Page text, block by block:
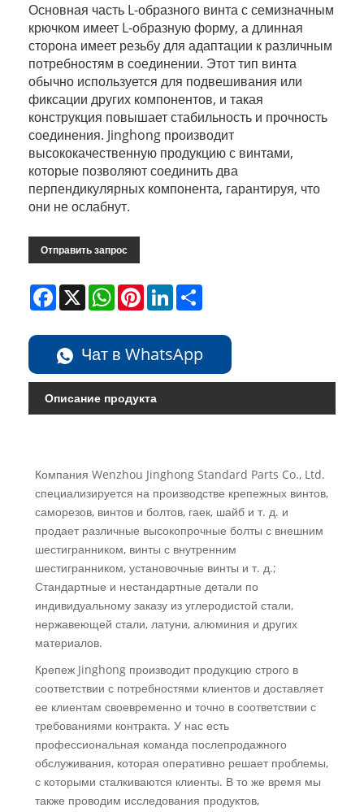
Основная часть L-образного винта с семизначным
крючком имеет L-образную форму, а длинная
сторона имеет резьбу для адаптации к различным
потребностям в соединении. Этот тип винта
обычно используется для подвешивания или
фиксации других компонентов, и такая
конструкция повышает стабильность и прочность
соединения. Jinghong производит
высококачественную продукцию с винтами,
которые позволяют соединить два
перпендикулярных компонента, гарантируя, что
они не ослабнут.
Отправить запрос
Facebook
X WhatsAppPinterestLinkedIn
Чат в WhatsApp
Описание продукта
Компания Wenzhou Jinghong Standard Parts Co., Ltd.
специализируется на производстве крепежных винтов,
саморезов, винтов и болтов, гаек, шайб и т. д. и
продает различные высокопрочные болты с внешним
шестигранником, винты с внутренним
шестигранником, установочные винты и т. д.;
Стандартные и нестандартные детали по
индивидуальному заказу из углеродистой стали,
нержавеющей стали, латуни, алюминия и других
материалов.
Крепеж Jinghong производит продукцию строго в
соответствии с потребностями клиентов и доставляет
ее клиентам своевременно и точно в соответствии с
требованиями контракта. У нас есть
профессиональная команда послепродажного
обслуживания, которая оперативно решает проблемы,
с которыми сталкиваются клиенты. В то же время мы
также проводим исследования продуктов,